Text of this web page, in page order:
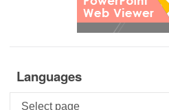
Languages
Languages